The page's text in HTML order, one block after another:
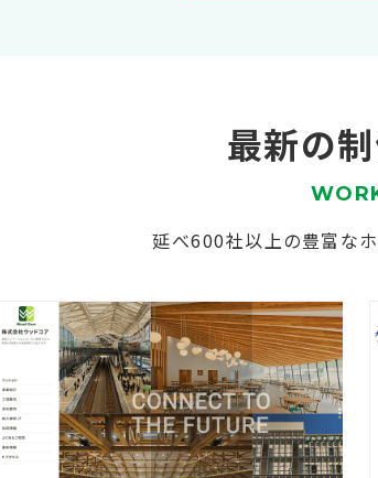
最新の
延べ600社以上の豊富なホ